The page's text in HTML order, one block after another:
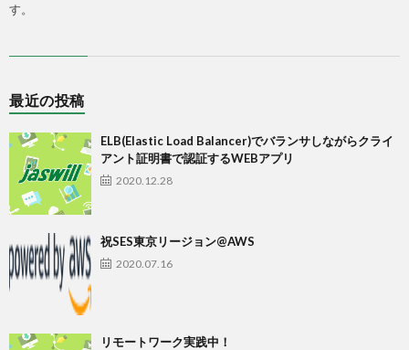
す。
最近の投稿
ELB(Elastic Load Balancer)でバランサしながらクライ
アント証明書で認証するWEBアプリ
2020.12.28
祝SES東京リージョン@AWS
2020.07.16
リモートワーク実践中！